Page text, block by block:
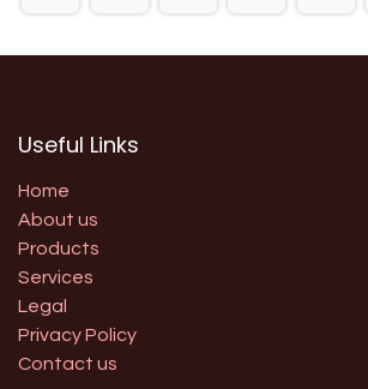
Useful Links
Home
About us
Products
Services
Legal
Privacy Policy
Contact us